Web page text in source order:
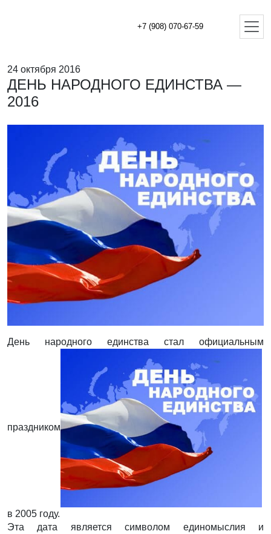
+7 (908) 070-67-59
24 октября 2016
ДЕНЬ НАРОДНОГО ЕДИНСТВА —
2016
День народного единства стал официальным
праздником
в 2005 году.
Эта дата является символом единомыслия и